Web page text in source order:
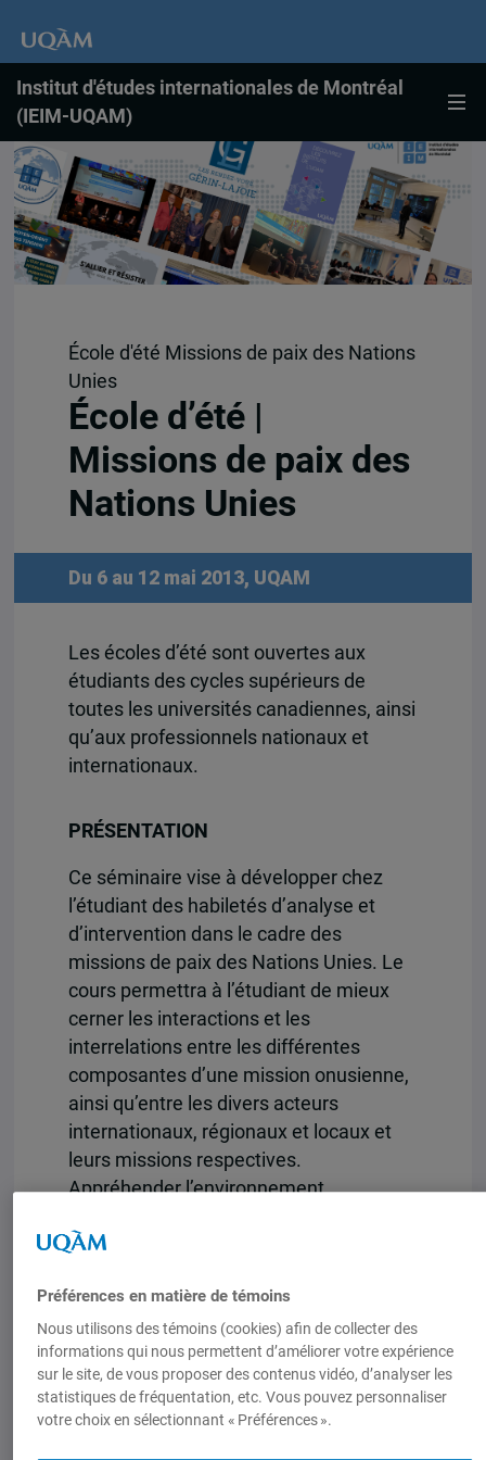
Institut d'études internationales de Montréal
(IEIM-UQAM)
École d'été Missions de paix des Nations
Unies
École d’été |
Missions de paix des
Nations Unies
Du 6 au 12 mai 2013, UQAM
Les écoles d’été sont ouvertes aux
étudiants des cycles supérieurs de
toutes les universités canadiennes, ainsi
qu’aux professionnels nationaux et
internationaux.
PRÉSENTATION
Ce séminaire vise à développer chez
l’étudiant des habiletés d’analyse et
d’intervention dans le cadre des
missions de paix des Nations Unies. Le
cours permettra à l’étudiant de mieux
cerner les interactions et les
interrelations entre les différentes
composantes d’une mission onusienne,
ainsi qu’entre les divers acteurs
internationaux, régionaux et locaux et
leurs missions respectives.
Appréhender l’environnement
Nations Unies et leurs composantes :
contingents militaires, police civile,
composantes humanitaires, électorales,
civiles, de droit humain et consolidation
de la paix. Sera aussi étudiée l’évolution
des politiques canadiennes, des
Préférences en matière de témoins
Nous utilisons des témoins (cookies) afin de collecter des
informations qui nous permettent d’améliorer votre expérience
sur le site, de vous proposer des contenus vidéo, d’analyser les
statistiques de fréquentation, etc. Vous pouvez personnaliser
votre choix en sélectionnant « Préférences ».